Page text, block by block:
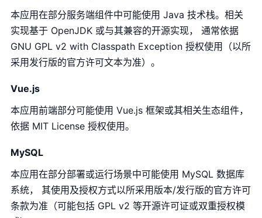
本应用在部分服务端组件中可能使用 Java 技术栈。相关
实现基于 OpenJDK 或与其兼容的开源实现， 通常依据
GNU GPL v2 with Classpath Exception 授权使用（以所
采用发行版的官方许可文本为准）。
Vue.js
本应用前端部分可能使用 Vue.js 框架或其相关生态组件，
依据 MIT License 授权使用。
MySQL
本应用在部分部署或运行场景中可能使用 MySQL 数据库
系统， 其使用及授权方式以所采用版本/发行版的官方许可
条款为准（可能包括 GPL v2 等开源许可证或双重授权模